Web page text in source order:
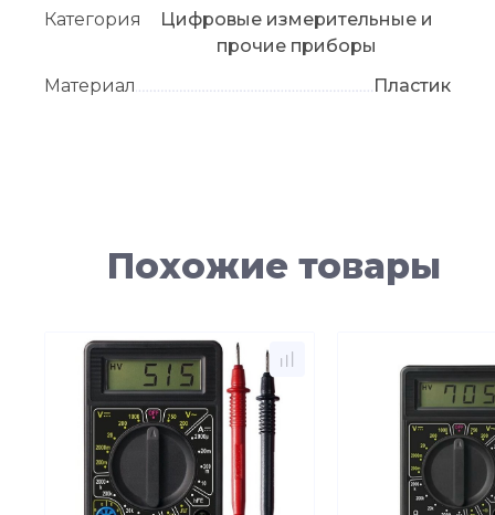
Категория
Цифровые измерительные и
прочие приборы
Материал
Пластик
Похожие товары